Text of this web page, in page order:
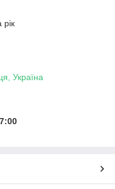
рік
Україна